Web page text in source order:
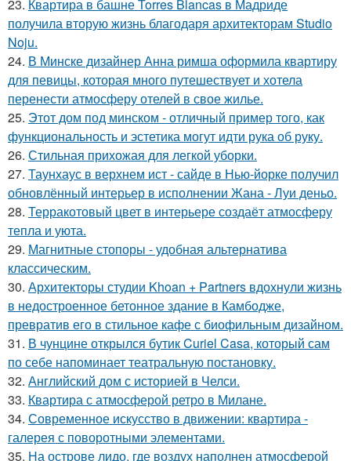
23. Квартира в башне Torres Blancas в Мадриде
получила вторую жизнь благодаря архитекторам Studio
Noju.
24. В Минске дизайнер Анна римша оформила квартиру
для певицы, которая много путешествует и хотела
перенести атмосферу отелей в свое жилье.
25. Этот дом под минском - отличный пример того, как
функциональность и эстетика могут идти рука об руку.
26. Стильная прихожая для легкой уборки.
27. Таунхаус в верхнем ист - сайде в Нью-йорке получил
обновлённый интерьер в исполнении Жана - Луи деньо.
28. Терракотовый цвет в интерьере создаёт атмосферу
тепла и уюта.
29. Магнитные стопоры - удобная альтернатива
классическим.
30. Архитекторы студии Khoan + Partners вдохнули жизнь
в недостроенное бетонное здание в Камбодже,
превратив его в стильное кафе с биофильным дизайном.
31. В чунцине открылся бутик Curiel Casa, который сам
по себе напоминает театральную постановку.
32. Английский дом с историей в Челси.
33. Квартира с атмосферой ретро в Милане.
34. Современное искусство в движении: квартира -
галерея с поворотными элементами.
35. На острове лидо, где воздух наполнен атмосферой